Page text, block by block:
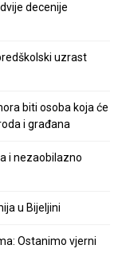
decenije
uzrast
biti osoba koja će
i građana
i nezaobilazno
u Bijeljini
Ostanimo vjerni